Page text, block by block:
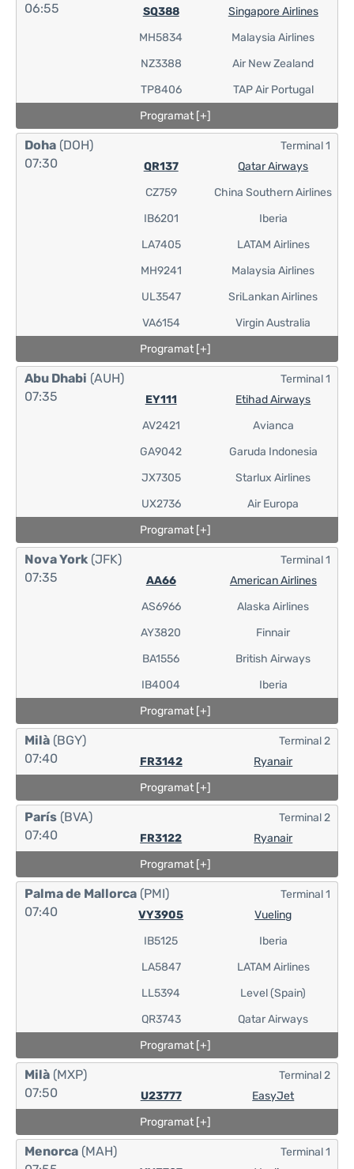
06:55
SQ388
MH5834
NZ3388
TP8406
Singapore Airlines
Malaysia Airlines
Air New Zealand
TAP Air Portugal
Programat [+]
Doha (DOH)
07:30
QR137
CZ759
IB6201
LA7405
MH9241
UL3547
VA6154
Qatar Airways
China Southern Airlines
Iberia
LATAM Airlines
Malaysia Airlines
SriLankan Airlines
Virgin Australia
Terminal 1
Programat [+]
Abu Dhabi (AUH)
07:35
EY111
AV2421
GA9042
JX7305
UX2736
Etihad Airways
Avianca
Garuda Indonesia
Starlux Airlines
Air Europa
Terminal 1
Programat [+]
Nova York (JFK)
07:35
AA66
AS6966
AY3820
BA1556
IB4004
American Airlines
Alaska Airlines
Finnair
British Airways
Iberia
Terminal 1
Programat [+]
Milà (BGY)
07:40
FR3142 Ryanair
Terminal 2
Programat [+]
París (BVA)
07:40
FR3122 Ryanair
Terminal 2
Programat [+]
Palma de Mallorca (PMI)
07:40
VY3905
IB5125
LA5847
LL5394
QR3743
Vueling
Iberia
LATAM Airlines
Level (Spain)
Qatar Airways
Terminal 1
Programat [+]
Milà (MXP)
07:50
U23777 EasyJet
Terminal 2
Programat [+]
Menorca (MAH)
Terminal 1